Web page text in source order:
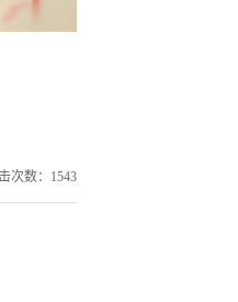
次数： 1543